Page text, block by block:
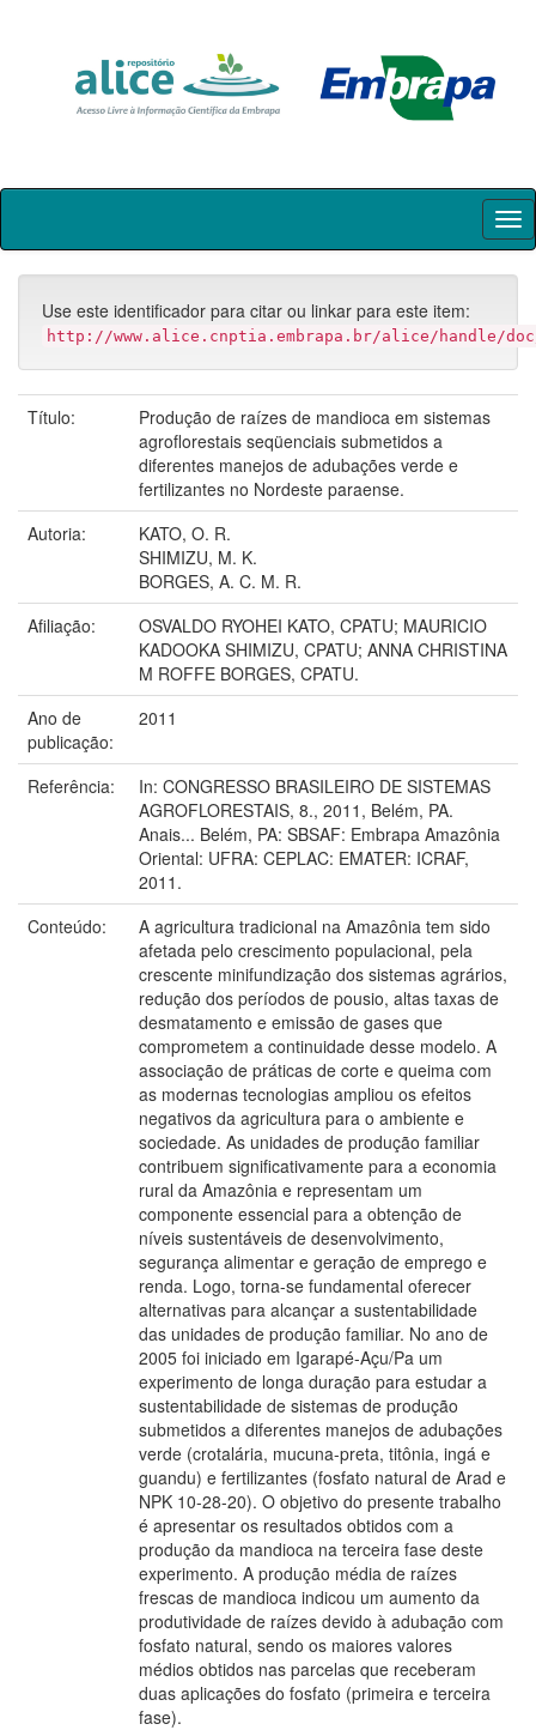
Skip
Use este identificador para citar ou linkar para este item:
http://www.alice.cnptia.embrapa.br/alice/handle/
Título:
Produção de raízes de mandioca em sistemas
agroflorestais seqüenciais submetidos a
diferentes manejos de adubações verde e
fertilizantes no Nordeste paraense.
Autoria:
KATO, O. R.
SHIMIZU, M. K.
BORGES, A. C. M. R.
Afiliação:
OSVALDO RYOHEI KATO, CPATU; MAURICIO
KADOOKA SHIMIZU, CPATU; ANNA CHRISTINA
M ROFFE BORGES, CPATU.
Ano de
publicação:
2011
Referência:
In: CONGRESSO BRASILEIRO DE SISTEMAS
AGROFLORESTAIS, 8., 2011, Belém, PA.
Anais... Belém, PA: SBSAF: Embrapa Amazônia
Oriental: UFRA: CEPLAC: EMATER: ICRAF,
2011.
Conteúdo:
A agricultura tradicional na Amazônia tem sido
afetada pelo crescimento populacional, pela
crescente minifundização dos sistemas agrários,
redução dos períodos de pousio, altas taxas de
desmatamento e emissão de gases que
comprometem a continuidade desse modelo. A
associação de práticas de corte e queima com
as modernas tecnologias ampliou os efeitos
negativos da agricultura para o ambiente e
sociedade. As unidades de produção familiar
contribuem significativamente para a economia
rural da Amazônia e representam um
componente essencial para a obtenção de
níveis sustentáveis de desenvolvimento,
segurança alimentar e geração de emprego e
renda. Logo, torna-se fundamental oferecer
alternativas para alcançar a sustentabilidade
das unidades de produção familiar. No ano de
2005 foi iniciado em Igarapé-Açu/Pa um
experimento de longa duração para estudar a
sustentabilidade de sistemas de produção
submetidos a diferentes manejos de adubações
verde (crotalária, mucuna-preta, titônia, ingá e
guandu) e fertilizantes (fosfato natural de Arad e
NPK 10-28-20). O objetivo do presente trabalho
é apresentar os resultados obtidos com a
produção da mandioca na terceira fase deste
experimento. A produção média de raízes
frescas de mandioca indicou um aumento da
produtividade de raízes devido à adubação com
fosfato natural, sendo os maiores valores
médios obtidos nas parcelas que receberam
duas aplicações do fosfato (primeira e terceira
fase).